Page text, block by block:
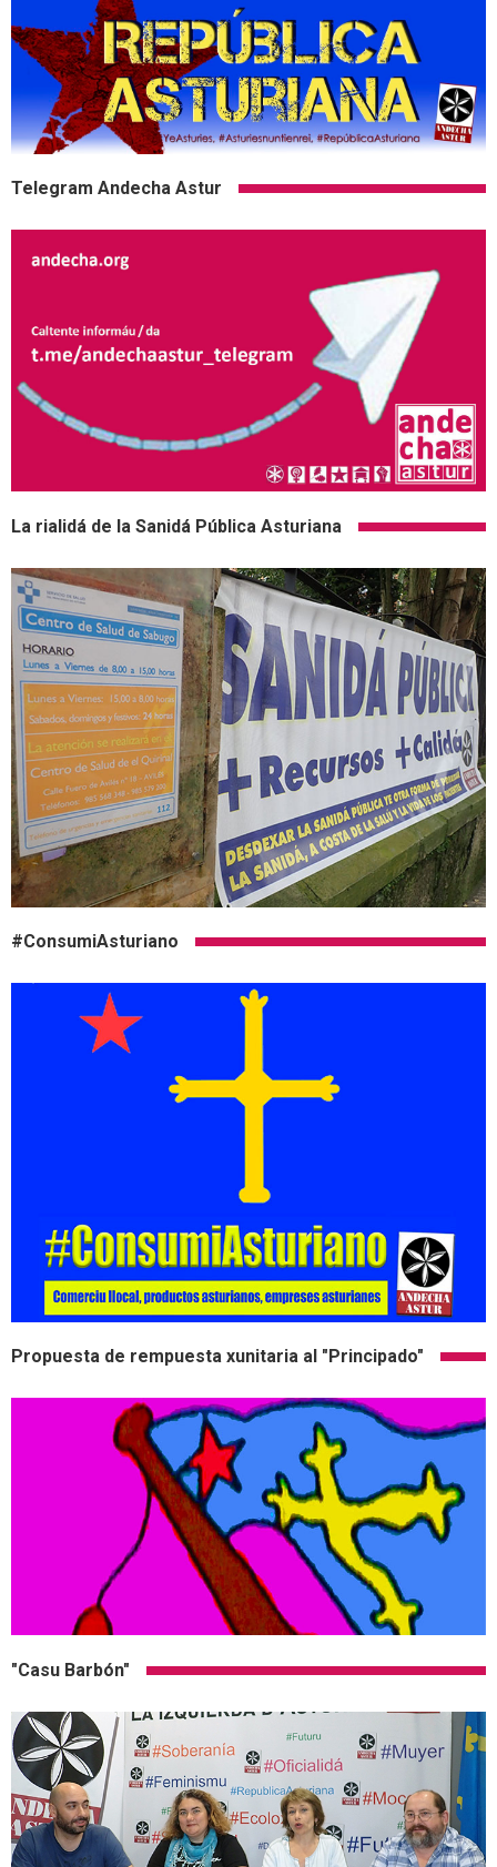
Telegram Andecha Astur
La rialidá de la Sanidá Pública Asturiana
#ConsumiAsturiano
Propuesta de rempuesta xunitaria al "Principado"
"Casu Barbón"